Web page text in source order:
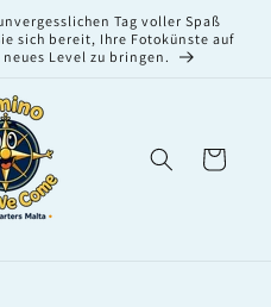
Tag voller Spaß
sich bereit, Ihre Fotokünste auf
Level zu bringen.
Warenkorb